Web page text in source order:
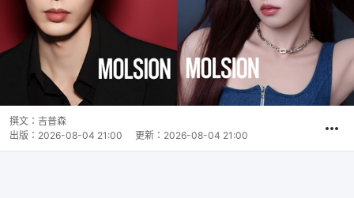
撰文： 吉普森
出版： 2026-08-04 21:00 更新： 2026-08-04 21:00